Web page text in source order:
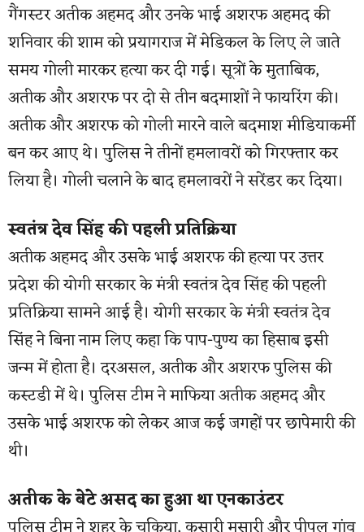
गैंगस्टर अतीक अहमद और उनके भाई अशरफ अहमद की
शनिवार की शाम को प्रयागराज में मेडिकल के लिए ले जाते
समय गोली मारकर हत्या कर दी गई। सूत्रों के मुताबिक,
अतीक और अशरफ पर दो से तीन बदमाशों ने फायरिंग की।
अतीक और अशरफ को गोली मारने वाले बदमाश मीडियाकर्मी
बन कर आए थे। पुलिस ने तीनों हमलावरों को गिरफ्तार कर
लिया है। गोली चलाने के बाद हमलावरों ने सरेंडर कर दिया।
स्वतंत्र देव सिंह की पहली प्रतिक्रिया
अतीक अहमद और उसके भाई अशरफ की हत्या पर उत्तर
प्रदेश की योगी सरकार के मंत्री स्वतंत्र देव सिंह की पहली
प्रतिक्रिया सामने आई है। योगी सरकार के मंत्री स्वतंत्र देव
सिंह ने बिना नाम लिए कहा कि पाप-पुण्य का हिसाब इसी
जन्म में होता है। दरअसल, अतीक और अशरफ पुलिस की
कस्टडी में थे। पुलिस टीम ने माफिया अतीक अहमद और
उसके भाई अशरफ को लेकर आज कई जगहों पर छापेमारी की
थी।
अतीक के बेटे असद का हुआ था एनकाउंटर